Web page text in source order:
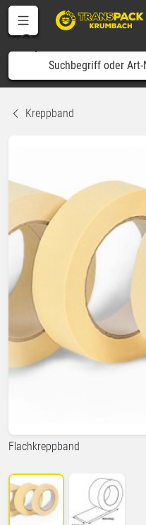
Kreppband
Flachkreppband